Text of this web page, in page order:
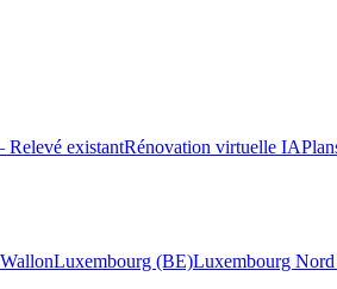
existantRénovation virtuelle IA
Luxembourg (BE)Luxembourg